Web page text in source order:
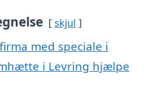
skjul
med speciale i
i Levring hjælpe